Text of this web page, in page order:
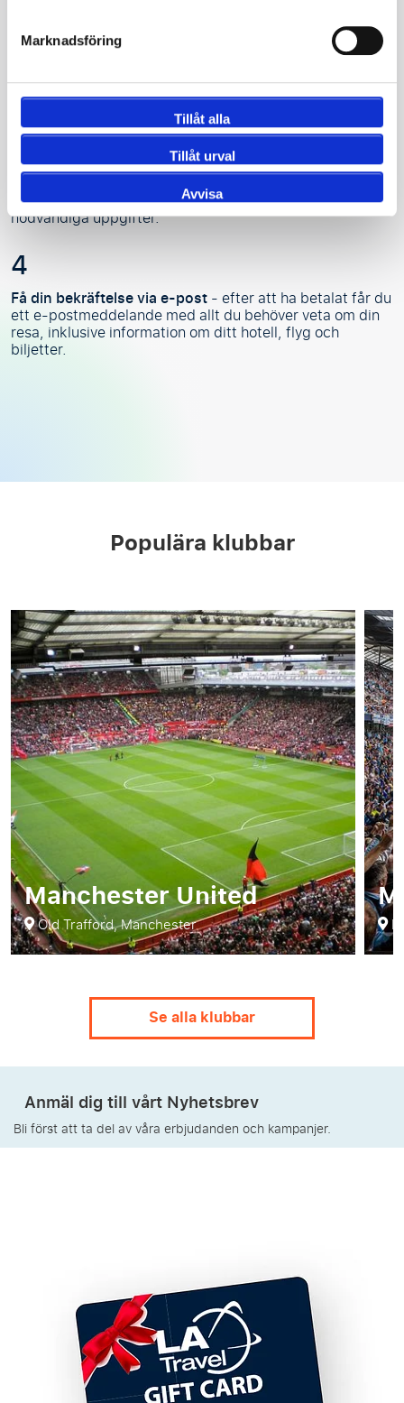
Marknadsföring
Tillåt alla
Tillåt urval
Avvisa
Välj din biljettkategori- Bestäm var du vill sitta på
arenan på matchdagen.
Skapa din resa- Välj ditt hotell och flyg och fyll i
nödvändiga uppgifter.
Få din bekräftelse via e-post- efter att ha betalat får du
ett e-postmeddelande med allt du behöver veta om din
resa, inklusive information om ditt hotell, flyg och
biljetter.
Populära klubbar
Manchester United
Old Trafford, Manchester
Se alla klubbar
Anmäl dig till vårt Nyhetsbrev
Bli först att ta del av våra erbjudanden och kampanjer.